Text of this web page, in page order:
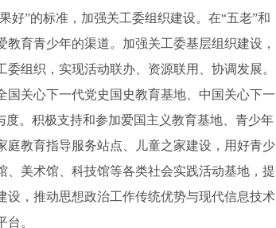
好”的标准，加强关工委组织建设。在“五老”和
育青少年的渠道。加强关工委基层组织建设，
组织，实现活动联办、资源联用、协调发展。
关心下一代党史国史教育基地、中国关心下一
。积极支持和参加爱国主义教育基地、青少年
教育指导服务站点、儿童之家建设，用好青少
美术馆、科技馆等各类社会实践活动基地，提
，推动思想政治工作传统优势与现代信息技术
。